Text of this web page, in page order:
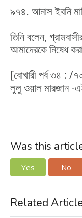
৯৭৪. আনাস ইবনি
তিনি বলেন,
আমাদেরকে নিষেধ
[বোখারী পর্ব ৩৪ : /
লুলু ওয়াল মারজান -
Was this
Yes No
Related